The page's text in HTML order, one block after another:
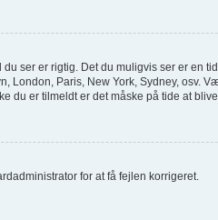
ser er rigtig. Det du muligvis ser er en
London, Paris, New York, Sydney, osv.
du er tilmeldt er det måske på tide at
for at få fejlen korrigeret.